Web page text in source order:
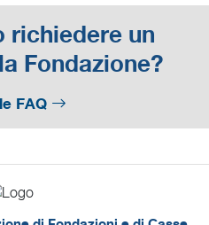
richiedere un
Fondazione?
FAQ